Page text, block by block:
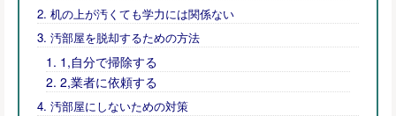
机の上が汚くても学力には関係ない
汚部屋を脱却するための方法
1,自分で掃除する
2,業者に依頼する
汚部屋にしないための対策